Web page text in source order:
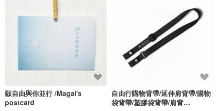
願自由與你並行 /Magai's
postcard
自由行購物背帶/延伸肩背帶/購物
袋背帶/塑膠袋背帶/肩背